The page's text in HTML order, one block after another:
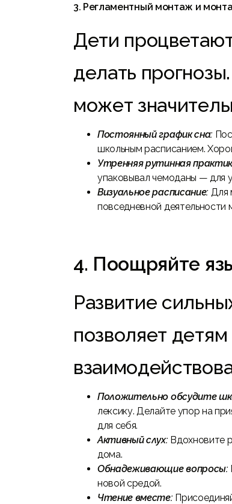
3. Регламентный монтаж и
Дети
делать
может
Постоянный график сна:
школьным расписанием.
Утренняя рутинная
упаковывал чемоданы — для
Визуальное расписание: Для
повседневной деятельности
4. Поощряйте
Развитие
позволяет
Положительно обсудите
лексику. Делайте упор на
для себя.
Активный слух: Вдохновите
дома.
Обнадеживающие вопросы:
новой средой.
Чтение вместе: